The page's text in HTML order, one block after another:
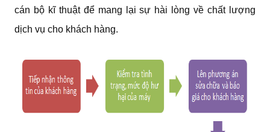
cán bộ kĩ thuật để mang lại sự hài lòng về chất lượng
dịch vụ cho khách hàng.